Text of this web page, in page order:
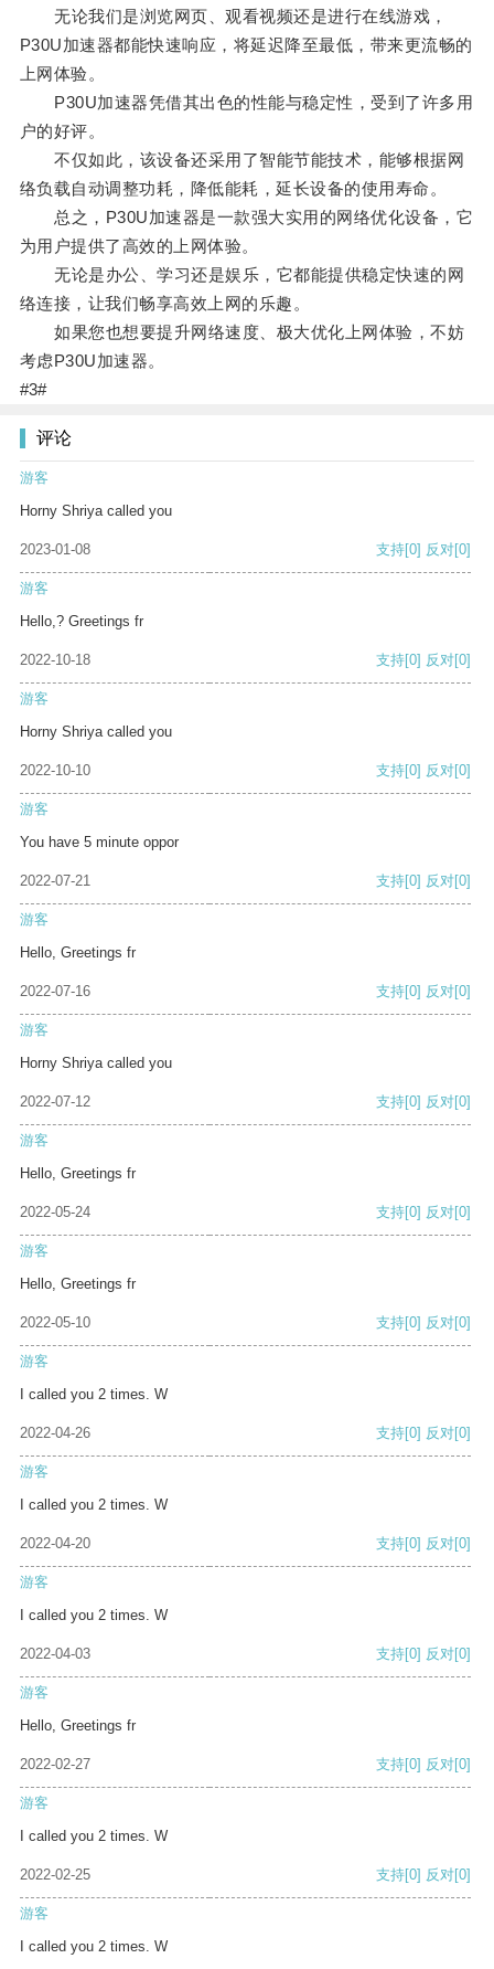
无论我们是浏览网页、观看视频还是进行在线游戏，
P30U加速器都能快速响应，将延迟降至最低，带来更流畅的
上网体验。
P30U加速器凭借其出色的性能与稳定性，受到了许多用
户的好评。
不仅如此，该设备还采用了智能节能技术，能够根据网
络负载自动调整功耗，降低能耗，延长设备的使用寿命。
总之，P30U加速器是一款强大实用的网络优化设备，它
为用户提供了高效的上网体验。
无论是办公、学习还是娱乐，它都能提供稳定快速的网
络连接，让我们畅享高效上网的乐趣。
如果您也想要提升网络速度、极大优化上网体验，不妨
考虑P30U加速器。
#3#
评论
游客
Horny Shriya called you
2023-01-08 支持[0] 反对[0]
游客
Hello,? Greetings fr
2022-10-18 支持[0] 反对[0]
游客
Horny Shriya called you
2022-10-10 支持[0] 反对[0]
游客
You have 5 minute oppor
2022-07-21 支持[0] 反对[0]
游客
Hello, Greetings fr
2022-07-16 支持[0] 反对[0]
游客
Horny Shriya called you
2022-07-12 支持[0] 反对[0]
游客
Hello, Greetings fr
2022-05-24 支持[0] 反对[0]
游客
Hello, Greetings fr
2022-05-10 支持[0] 反对[0]
游客
I called you 2 times. W
2022-04-26 支持[0] 反对[0]
游客
I called you 2 times. W
2022-04-20 支持[0] 反对[0]
游客
I called you 2 times. W
2022-04-03 支持[0] 反对[0]
游客
Hello, Greetings fr
2022-02-27 支持[0] 反对[0]
游客
I called you 2 times. W
2022-02-25 支持[0] 反对[0]
游客
I called you 2 times. W